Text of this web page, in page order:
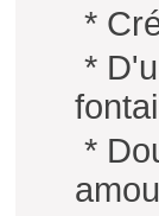
*
*
*